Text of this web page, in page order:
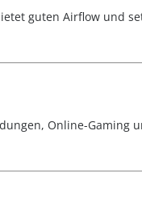
guten Airflow und
Online-Gaming